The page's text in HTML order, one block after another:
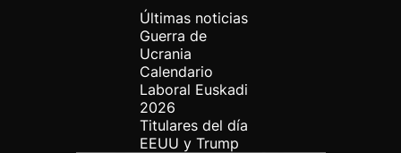
Últimas noticias
Guerra de
Ucrania
Calendario
Laboral Euskadi
2026
Titulares del día
EEUU y Trump